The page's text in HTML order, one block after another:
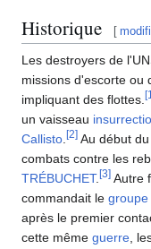
Historique [
Les destroyers de
missions d'escorte ou
impliquant des flottes. [1
un vaisseau
Callisto [2] Au début du
combats contre les
TRÉBUCHET. [3] Autre
commandait le
après le premier
cette même guerre ,